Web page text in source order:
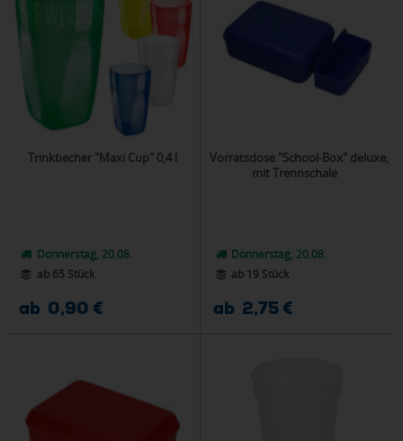
Trinkbecher "Maxi Cup" 0,4 l
Donnerstag, 20.08.
ab 65 Stück
ab 0,90 €
Vorratsdose "School-Box" deluxe,
mit Trennschale
Donnerstag, 20.08.
ab 19 Stück
ab 2,75 €